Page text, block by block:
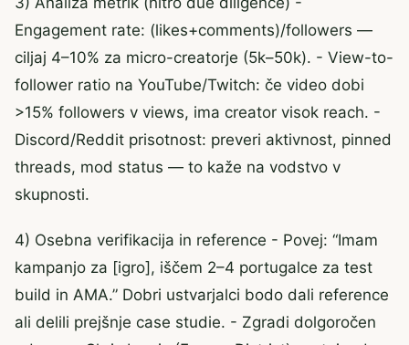
Engagement rate: (likes+comments)/followers —
ciljaj 4–10% za micro-creatorje (5k–50k). - View-to-
follower ratio na YouTube/Twitch: če video dobi
>15% followers v views, ima creator visok reach. -
Discord/Reddit prisotnost: preveri aktivnost, pinned
threads, mod status — to kaže na vodstvo v
skupnosti.
4) Osebna verifikacija in reference - Povej: “Imam
kampanjo za [igro], iščem 2–4 portugalce za test
build in AMA.” Dobri ustvarjalci bodo dali reference
ali delili prejšnje case studie. - Zgradi dolgoročen